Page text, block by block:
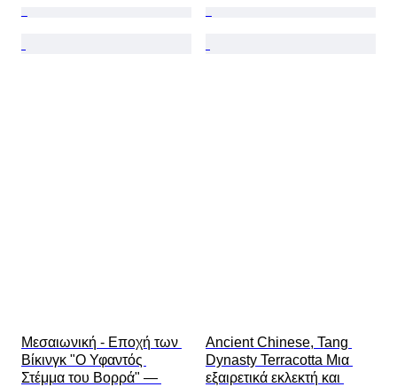
Μεσαιωνική - Εποχή των
Βίκινγκ "Ο Υφαντός
Στέμμα του Βορρά" —
Ancient Chinese, Tang
Dynasty Terracotta Μια
εξαιρετικά εκλεκτή και